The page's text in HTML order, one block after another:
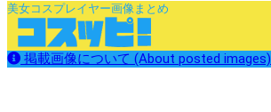
美女コスプレイヤー画像まとめ
掲載画像について (About posted images)